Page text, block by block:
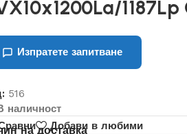
1187Lp
Изпратете запитване
516
наличност
Добави в любими
на доставка